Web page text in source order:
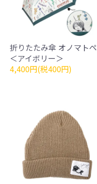
折りたたみ傘 オノマトペ
＜アイボリー＞
4,400円(税400円)